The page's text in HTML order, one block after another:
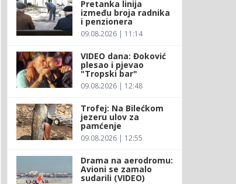
Pretanka linija
između broja radnika
i penzionera
09.08.2026 | 11:14
VIDEO dana: Đoković
plesao i pjevao
"Tropski bar"
09.08.2026 | 12:48
Trofej: Na Bilećkom
jezeru ulov za
pamćenje
09.08.2026 | 12:55
Drama na aerodromu:
Avioni se zamalo
sudarili (VIDEO)